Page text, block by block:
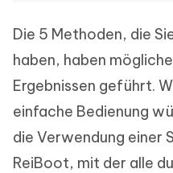
Die 5 Methoden, die
haben, haben
Ergebnissen geführt.
einfache Bedienung
die Verwendung einer
ReiBoot, mit der alle